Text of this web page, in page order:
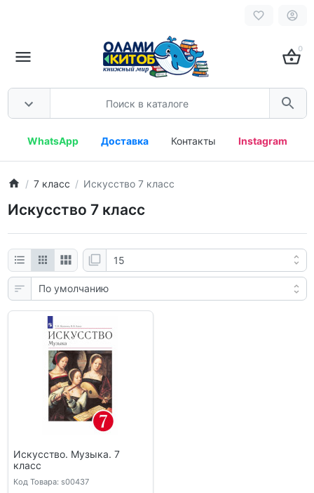
0
WhatsApp Доставка Контакты Instagram
7 класс Искусство 7 класс
Искусство 7 класс
Искусство. Музыка. 7
класс
Код Товара: s00437